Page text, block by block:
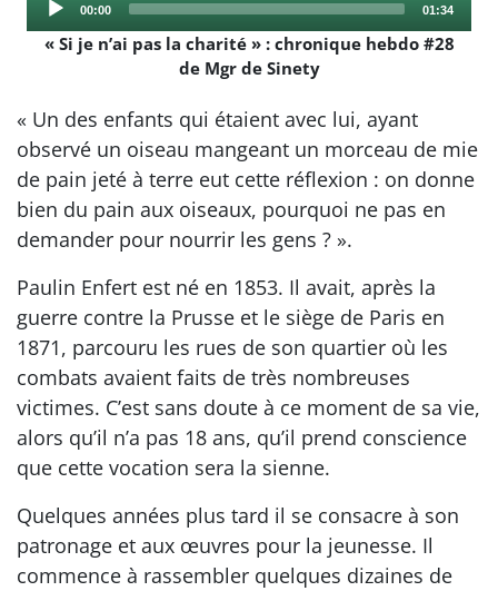
Player
Current
00:00
Total
01:34
« Si je n’ai pas la charité » : chronique hebdo #28
de Mgr de Sinety
« Un des enfants qui étaient avec lui, ayant
observé un oiseau mangeant un morceau de mie
de pain jeté à terre eut cette réflexion : on donne
bien du pain aux oiseaux, pourquoi ne pas en
demander pour nourrir les gens ? ».
Paulin Enfert est né en 1853. Il avait, après la
guerre contre la Prusse et le siège de Paris en
1871, parcouru les rues de son quartier où les
combats avaient faits de très nombreuses
victimes. C’est sans doute à ce moment de sa vie,
alors qu’il n’a pas 18 ans, qu’il prend conscience
que cette vocation sera la sienne.
Quelques années plus tard il se consacre à son
patronage et aux œuvres pour la jeunesse. Il
commence à rassembler quelques dizaines de